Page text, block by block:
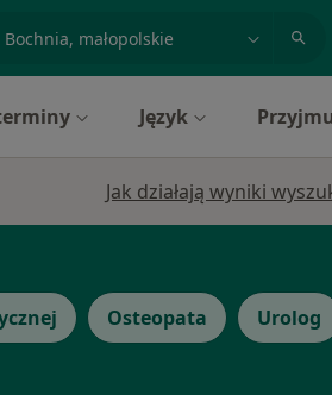
Język
Jak działają wyniki
Osteopata Urolog